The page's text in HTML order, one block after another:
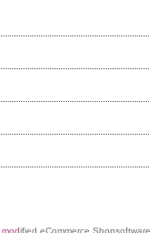
modified eCommerce Shopsoftware